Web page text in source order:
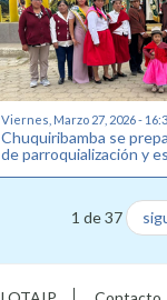
Viernes, Marzo 27, 2026 -
Chuquiribamba se
de parroquialización y
1 de 37